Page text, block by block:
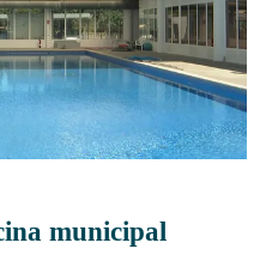
municipal